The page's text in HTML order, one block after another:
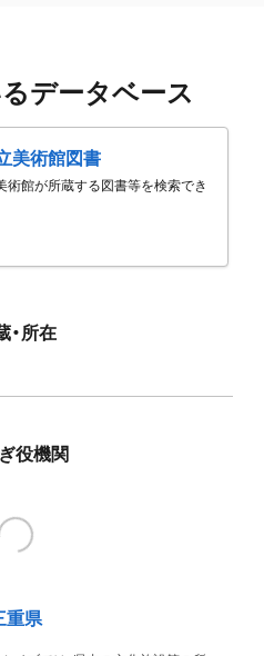
データベース
美術館図書
術館が所蔵する図書等を検索でき
・所在
役機関
重県